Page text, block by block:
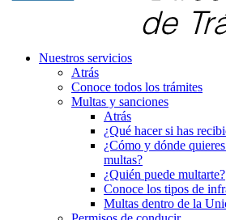
Nuestros servicios
Atrás
Conoce todos los trámites
Multas y sanciones
Atrás
¿Qué hacer si has
¿Cómo y dónde
multas?
¿Quién puede multarte?
Conoce los tipos de
Multas dentro de la